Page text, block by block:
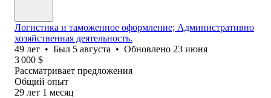
Логистика и таможенное оформление; Административно
хозяйственная деятельность.
49 лет • Был 5 августа • Обновлено 23 июня
3 000 $
Рассматривает предложения
Общий опыт
29 лет 1 месяц